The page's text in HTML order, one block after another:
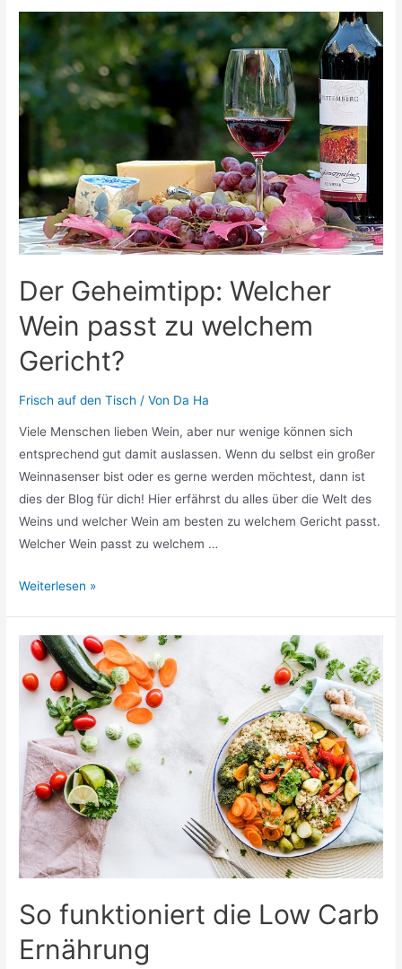
Anfänger:
So
klappt
es
garantiert!
Der Geheimtipp: Welcher
Wein passt zu welchem
Gericht?
Frisch auf den Tisch / Von Da Ha
Viele Menschen lieben Wein, aber nur wenige können sich
entsprechend gut damit auslassen. Wenn du selbst ein großer
Weinnasenser bist oder es gerne werden möchtest, dann ist
dies der Blog für dich! Hier erfährst du alles über die Welt des
Weins und welcher Wein am besten zu welchem Gericht passt.
Welcher Wein passt zu welchem …
Der
Wein
passt
zu
welchem
Gericht?
Weiterlesen »
So funktioniert die Low Carb
Ernährung